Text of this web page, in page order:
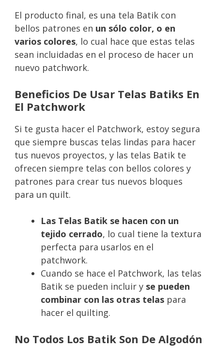
El producto final, es una tela Batik con
bellos patrones en un sólo color, o en
varios colores, lo cual hace que estas telas
sean incluidadas en el proceso de hacer un
nuevo patchwork.
Beneficios De Usar Telas Batiks En
El Patchwork
Si te gusta hacer el Patchwork, estoy segura
que siempre buscas telas lindas para hacer
tus nuevos proyectos, y las telas Batik te
ofrecen siempre telas con bellos colores y
patrones para crear tus nuevos bloques
para un quilt.
Las Telas Batik se hacen con un
tejido cerrado, lo cual tiene la textura
perfecta para usarlos en el
patchwork.
Cuando se hace el Patchwork, las telas
Batik se pueden incluir y se pueden
combinar con las otras telas para
hacer el quilting.
No Todos Los Batik Son De Algodón